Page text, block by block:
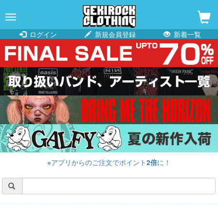
navigation
ログイン
新規会員登録 新着一覧
※アプリからのご注文でポイント2倍に！